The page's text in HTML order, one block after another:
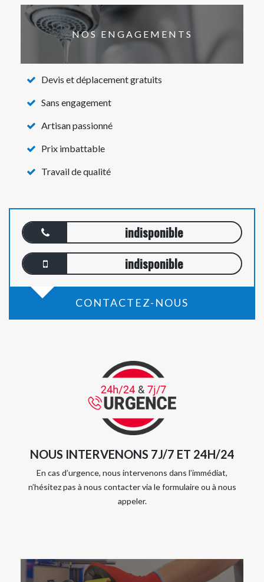
NOS ENGAGEMENTS
Devis et déplacement gratuits
Sans engagement
Artisan passionné
Prix imbattable
Travail de qualité
indisponible
indisponible
CONTACTEZ-NOUS
NOUS INTERVENONS 7J/7 ET 24H/24
En cas d’urgence, nous intervenons dans l’immédiat,
n’hésitez pas à nous contacter via le formulaire ou à nous
appeler.